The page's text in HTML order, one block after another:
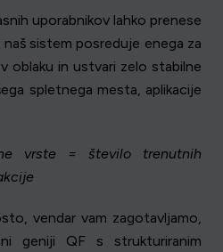
uporabnikov lahko prenese
sistem posreduje enega za
oblaku in ustvari zelo stabilne
spletnega mesta, aplikacije
vrste = število trenutnih
vendar vam zagotavljamo,
geniji QF s strukturiranim